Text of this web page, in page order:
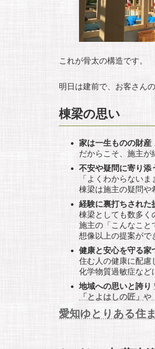
これが骨太の構造です。
明日は建前で、お客さん
棟梁の思い
家は一生ものの財産
だからこそ、施主が
不安や疑問に寄り添
「よくわからない
棟梁は施主の疑問や
経験に裏打ちされた
棟梁としても数多く
施主の「こんなこと
想像以上の提案がで
健康と安心を守る家
住む人の健康に配慮
化学物質過敏症など
地域への思いと誇り
「とよはしの匠」 や
愛知ゆとりある住